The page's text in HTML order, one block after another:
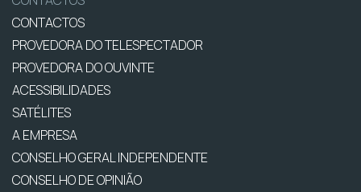
CONTACTOS
PROVEDORA DO TELESPECTADOR
PROVEDORA DO OUVINTE
ACESSIBILIDADES
SATÉLITES
A EMPRESA
CONSELHO GERAL INDEPENDENTE
CONSELHO DE OPINIÃO